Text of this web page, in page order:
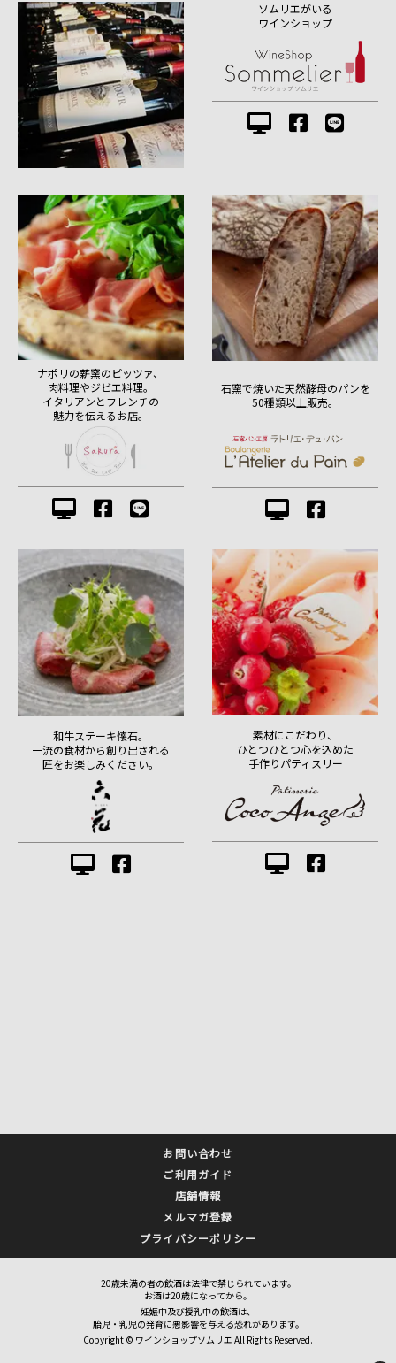
ソムリエがいる
ワインショップ
ナポリの薪窯のピッツァ、
肉料理やジビエ料理。
イタリアンとフレンチの
魅力を伝えるお店。
石窯で焼いた天然酵母のパンを
50種類以上販売。
和牛ステーキ懐石。
一流の食材から創り出される
匠をお楽しみください。
素材にこだわり、
ひとつひとつ心を込めた
手作りパティスリー
お問い合わせ
ご利用ガイド
店舗情報
メルマガ登録
プライバシーポリシー
20歳未満の者の飲酒は法律で禁じられています。
お酒は20歳になってから。
妊娠中及び授乳中の飲酒は、
胎児・乳児の発育に悪影響を与える恐れがあります。
Copyright © ワインショップソムリエ All Rights Reserved.